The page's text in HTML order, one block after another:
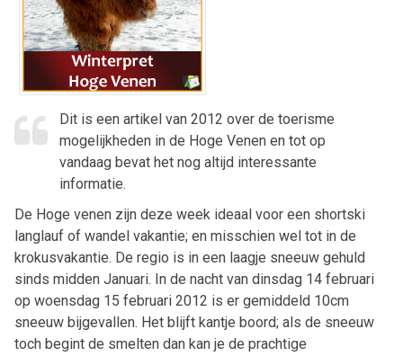
Dit is een artikel van 2012 over de toerisme
mogelijkheden in de Hoge Venen en tot op
vandaag bevat het nog altijd interessante
informatie.
De Hoge venen zijn deze week ideaal voor een shortski
langlauf of wandel vakantie; en misschien wel tot in de
krokusvakantie. De regio is in een laagje sneeuw gehuld
sinds midden Januari. In de nacht van dinsdag 14 februari
op woensdag 15 februari 2012 is er gemiddeld 10cm
sneeuw bijgevallen. Het blijft kantje boord; als de sneeuw
toch begint de smelten dan kan je de prachtige